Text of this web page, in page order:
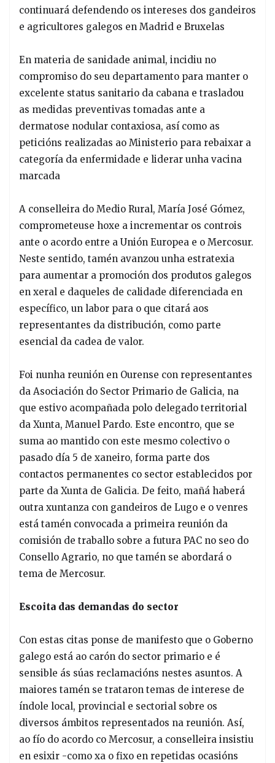
continuará defendendo os intereses dos gandeiros
e agricultores galegos en Madrid e Bruxelas
En materia de sanidade animal, incidiu no
compromiso do seu departamento para manter o
excelente status sanitario da cabana e trasladou
as medidas preventivas tomadas ante a
dermatose nodular contaxiosa, así como as
peticións realizadas ao Ministerio para rebaixar a
categoría da enfermidade e liderar unha vacina
marcada
A conselleira do Medio Rural, María José Gómez,
comprometeuse hoxe a incrementar os controis
ante o acordo entre a Unión Europea e o Mercosur.
Neste sentido, tamén avanzou unha estratexia
para aumentar a promoción dos produtos galegos
en xeral e daqueles de calidade diferenciada en
específico, un labor para o que citará aos
representantes da distribución, como parte
esencial da cadea de valor.
Foi nunha reunión en Ourense con representantes
da Asociación do Sector Primario de Galicia, na
que estivo acompañada polo delegado territorial
da Xunta, Manuel Pardo. Este encontro, que se
suma ao mantido con este mesmo colectivo o
pasado día 5 de xaneiro, forma parte dos
contactos permanentes co sector establecidos por
parte da Xunta de Galicia. De feito, mañá haberá
outra xuntanza con gandeiros de Lugo e o venres
está tamén convocada a primeira reunión da
comisión de traballo sobre a futura PAC no seo do
Consello Agrario, no que tamén se abordará o
tema de Mercosur.
Escoita das demandas do sector
Con estas citas ponse de manifesto que o Goberno
galego está ao carón do sector primario e é
sensible ás súas reclamacións nestes asuntos. A
maiores tamén se trataron temas de interese de
índole local, provincial e sectorial sobre os
diversos ámbitos representados na reunión. Así,
ao fío do acordo co Mercosur, a conselleira insistiu
en esixir -como xa o fixo en repetidas ocasións